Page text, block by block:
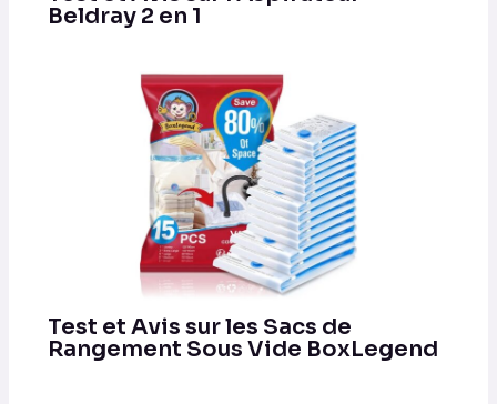
Beldray 2 en 1
Test et Avis sur les Sacs de
Rangement Sous Vide BoxLegend